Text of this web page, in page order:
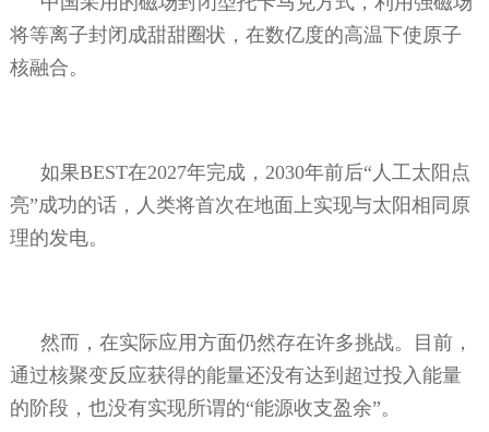
将等离子封闭成甜甜圈状，在数亿度的高温下使原子
核融合。
如果BEST在2027年完成， 2030年前后“人工太阳点
亮”成功的话，人类将首次在地面上实现与太阳相同原
理的发电。
然而，在实际应用方面仍然存在许多挑战。目前，
通过核聚变反应获得的能量还没有达到超过投入能量
的阶段，也没有实现所谓的“能源收支盈余”。